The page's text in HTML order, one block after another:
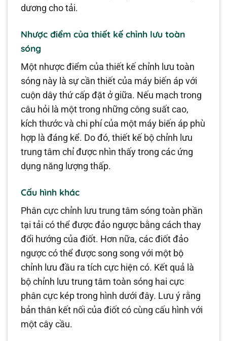
dương cho tải.
Nhược điểm của thiết kế chỉnh lưu toàn
sóng
Một nhược điểm của thiết kế chỉnh lưu toàn
sóng này là sự cần thiết của máy biến áp với
cuộn dây thứ cấp đặt ở giữa. Nếu mạch trong
câu hỏi là một trong những công suất cao,
kích thước và chi phí của một máy biến áp phù
hợp là đáng kể. Do đó, thiết kế bộ chỉnh lưu
trung tâm chỉ được nhìn thấy trong các ứng
dụng năng lượng thấp.
Cấu hình khác
Phân cực chỉnh lưu trung tâm sóng toàn phần
tại tải có thể được đảo ngược bằng cách thay
đổi hướng của điốt. Hơn nữa, các điốt đảo
ngược có thể được song song với một bộ
chỉnh lưu đầu ra tích cực hiện có. Kết quả là
bộ chỉnh lưu trung tâm toàn sóng hai cực
phân cực kép trong hình dưới đây. Lưu ý rằng
bản thân kết nối của điốt có cùng cấu hình với
một cây cầu.